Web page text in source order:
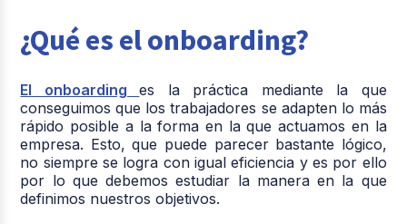
¿Qué es el onboarding?
El onboardinges la práctica mediante la que
conseguimos que los trabajadores se adapten lo más
rápido posible a la forma en la que actuamos en la
empresa. Esto, que puede parecer bastante lógico,
no siempre se logra con igual eficiencia y es por ello
por lo que debemos estudiar la manera en la que
definimos nuestros objetivos.